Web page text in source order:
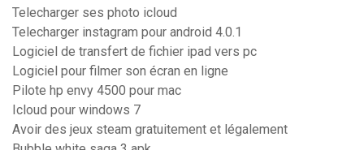
Telecharger ses photo icloud
Telecharger instagram pour android 4.0.1
Logiciel de transfert de fichier ipad vers pc
Logiciel pour filmer son écran en ligne
Pilote hp envy 4500 pour mac
Icloud pour windows 7
Avoir des jeux steam gratuitement et légalement